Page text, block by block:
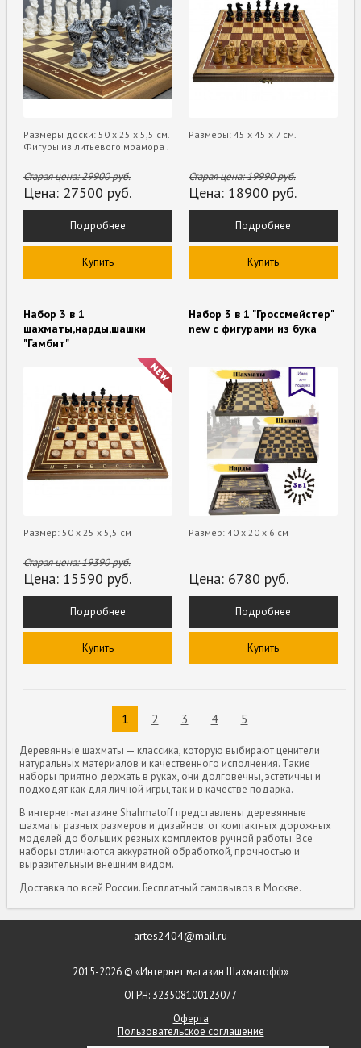
Размеры доски: 50 х 25 х 5,5 см.
Фигуры из литьевого мрамора .
Старая цена:29900руб.
Цена: 27500 руб.
Подробнее
Купить
Размеры: 45 x 45 x 7 см.
Старая цена:19990руб.
Цена: 18900 руб.
Подробнее
Купить
Набор 3 в 1
шахматы,нарды,шашки
"Гамбит"
Размер: 50 х 25 х 5,5 см
Старая цена:19390руб.
Цена: 15590 руб.
Подробнее
Купить
Набор 3 в 1 "Гроссмейстер"
new с фигурами из бука
Размер: 40 х 20 х 6 см
Цена: 6780 руб.
Подробнее
Купить
1 2 3 4 5
Деревянные шахматы — классика, которую выбирают ценители
натуральных материалов и качественного исполнения. Такие
наборы приятно держать в руках, они долговечны, эстетичны и
подходят как для личной игры, так и в качестве подарка.
В интернет-магазине Shahmatoff представлены деревянные
шахматы разных размеров и дизайнов: от компактных дорожных
моделей до больших резных комплектов ручной работы. Все
наборы отличаются аккуратной обработкой, прочностью и
выразительным внешним видом.
Доставка по всей России. Бесплатный самовывоз в Москве.
artes2404@mail.ru
2015-2026 © «Интернет магазин Шахматофф»
ОГРН: 323508100123077
Оферта
Пользовательское соглашение